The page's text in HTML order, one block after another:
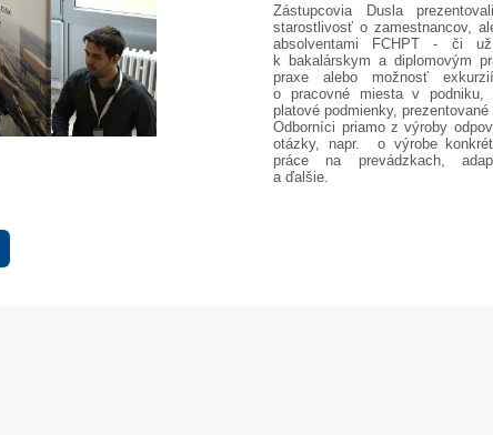
01. Jan.
Novým generálnym riaditeľom
05.
Mikulášske
Zástupcovia Dusla
starostlivosť o zamestnancov,
absolventami FCHPT - či
k bakalárskym a diplomovým
praxe alebo možnosť
o pracovné miesta v podniku,
platové podmienky, prezentované
Odborníci priamo z výroby
otázky, napr.
o výrobe
práce na prevádzkach,
a ďalšie.